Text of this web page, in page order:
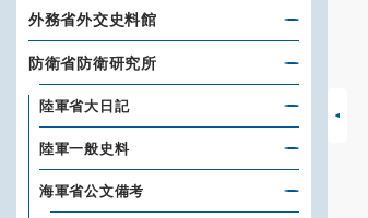
外務省外交史料館
防衛省防衛研究所
陸軍省大日記
陸軍一般史料
海軍省公文備考